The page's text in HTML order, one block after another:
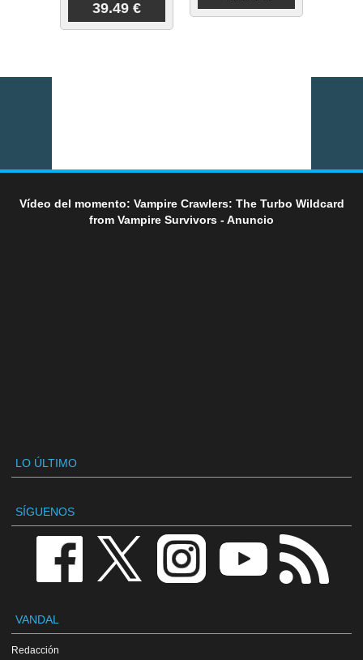
39.49 €
Vídeo del momento: Vampire Crawlers: The Turbo Wildcard
from Vampire Survivors - Anuncio
LO ÚLTIMO
SÍGUENOS
VANDAL
Redacción